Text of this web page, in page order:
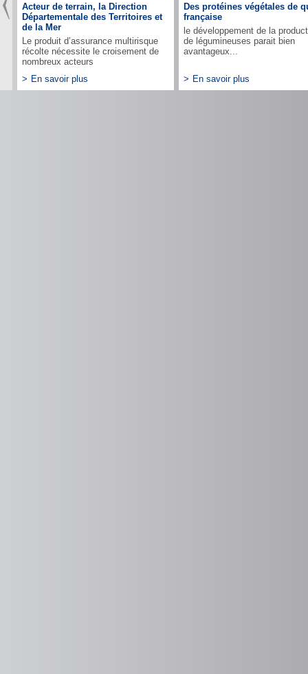
Acteur de terrain, la Direction
Départementale des Territoires et
de la Mer
Le produit d’assurance multirisque
récolte nécessite le croisement de
nombreux acteurs
> En savoir plus
Des protéines végétales de
française
le développement de la
de légumineuses parait bien
avantageux...
> En savoir plus